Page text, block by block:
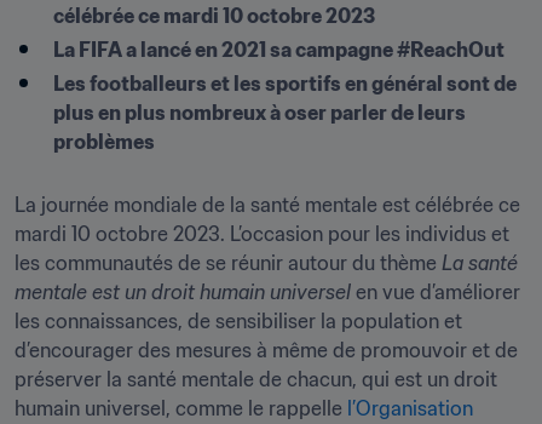
célébrée ce mardi 10 octobre 2023
La FIFA a lancé en 2021 sa campagne #ReachOut
Les footballeurs et les sportifs en général sont de
plus en plus nombreux à oser parler de leurs
problèmes
La journée mondiale de la santé mentale est célébrée ce
mardi 10 octobre 2023. L’occasion pour les individus et
les communautés de se réunir autour du thème La santé
mentale est un droit humain universel en vue d’améliorer
les connaissances, de sensibiliser la population et
d’encourager des mesures à même de promouvoir et de
préserver la santé mentale de chacun, qui est un droit
humain universel, comme le rappelle l’Organisation